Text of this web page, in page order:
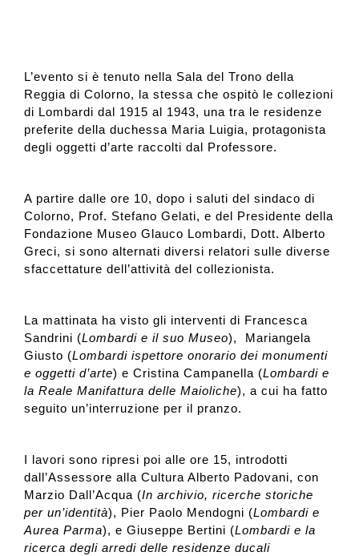
Dona
English
L’evento si è tenuto nella Sala del Trono della
Reggia di Colorno, la stessa che ospitò le collezioni
di Lombardi dal 1915 al 1943, una tra le residenze
preferite della duchessa Maria Luigia, protagonista
degli oggetti d’arte raccolti dal Professore.
A partire dalle ore 10, dopo i saluti del sindaco di
Colorno, Prof. Stefano Gelati, e del Presidente della
Fondazione Museo Glauco Lombardi, Dott. Alberto
Greci, si sono alternati diversi relatori sulle diverse
sfaccettature dell’attività del collezionista.
La mattinata ha visto gli interventi di Francesca
Sandrini (Lombardi e il suo Museo), Mariangela
Giusto (Lombardi ispettore onorario dei monumenti
e oggetti d’arte) e Cristina Campanella (Lombardi e
la Reale Manifattura delle Maioliche), a cui ha fatto
seguito un’interruzione per il pranzo.
I lavori sono ripresi poi alle ore 15, introdotti
dall’Assessore alla Cultura Alberto Padovani, con
Marzio Dall’Acqua (In archivio, ricerche storiche
per un’identità), Pier Paolo Mendogni (Lombardi e
Aurea Parma), e Giuseppe Bertini (Lombardi e la
ricerca degli arredi delle residenze ducali